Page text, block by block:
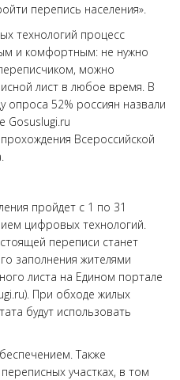
перепись населения».
технологий процесс
и комфортным: не нужно
можно
лист в любое время. В
опроса 52% россиян назвали
Gosuslugi.ru
Всероссийской
пройдет с 1 по 31
цифровых технологий.
переписи станет
заполнения жителями
листа на Едином портале
При обходе жилых
будут использовать
Также
участках, в том